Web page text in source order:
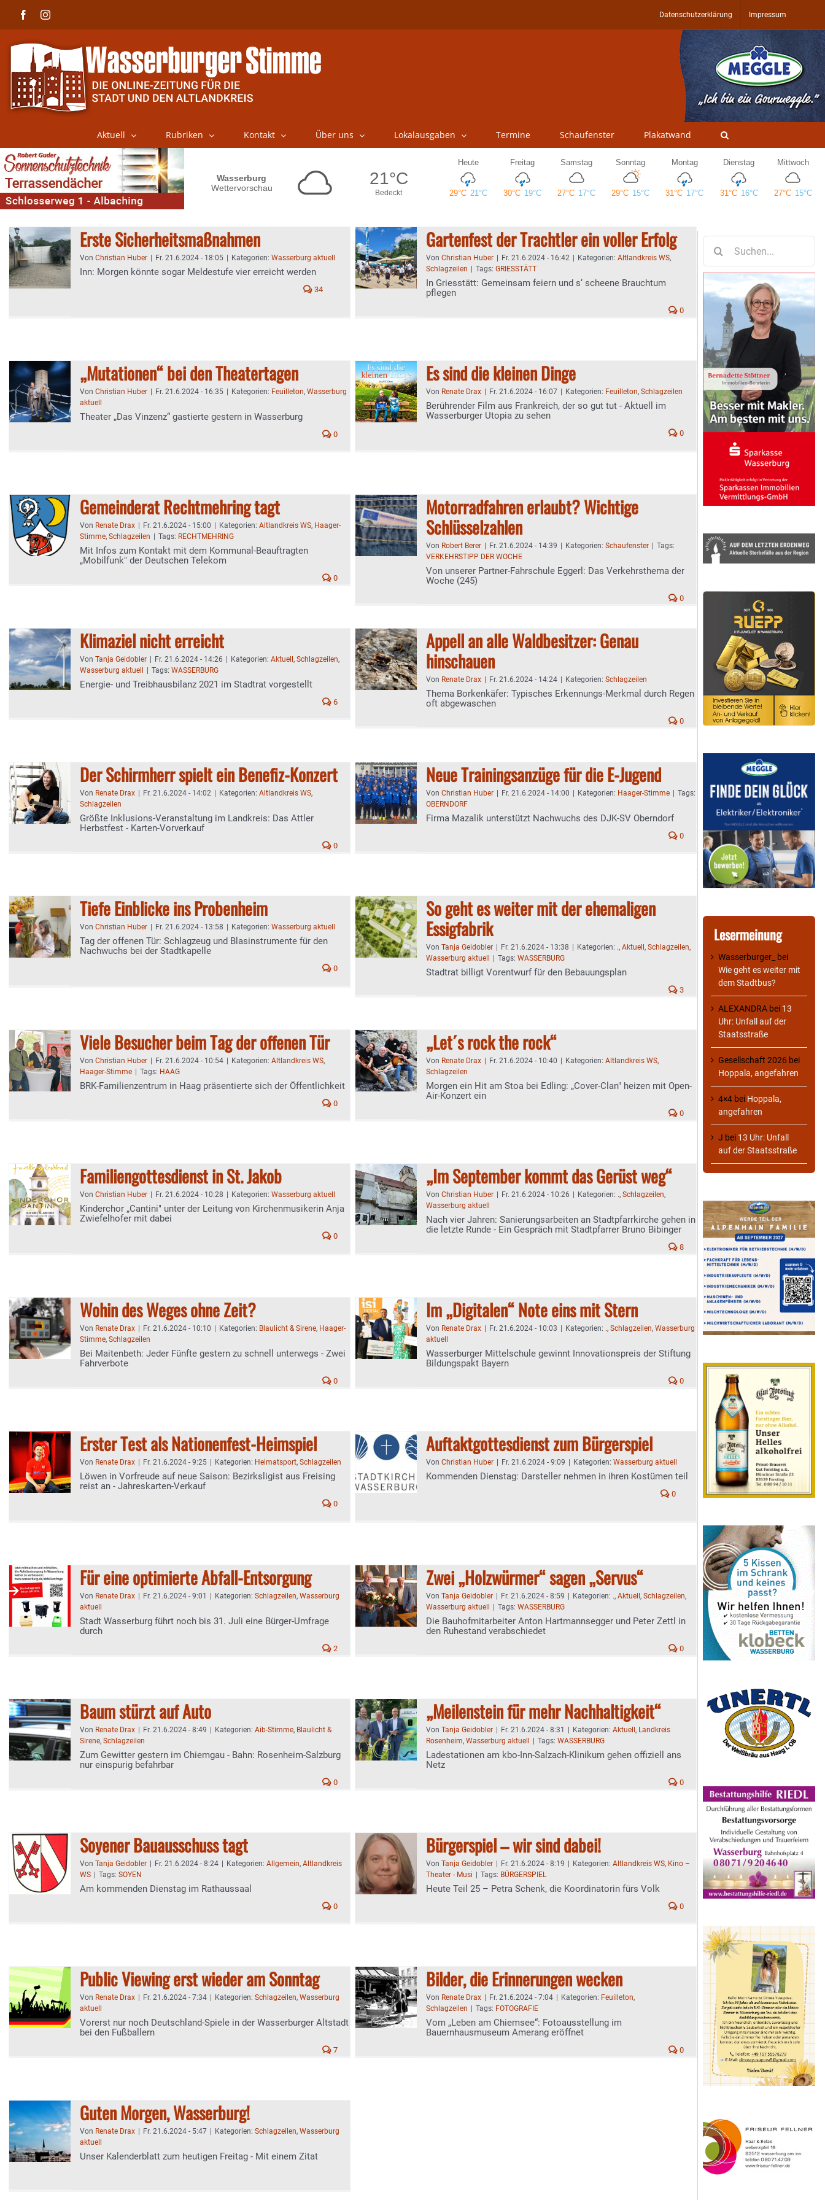
FacebookInstagram Datenschutzerklärung Impressum
Aktuell Rubriken Kontakt Über uns Lokalausgaben Termine Schaufenster Plakatwand
Erste Sicherheitsmaßnahmen
Von Christian Huber Fr. 21.6.2024 - 18:05 Kategorien: Wasserburg aktuell
Inn: Morgen könnte sogar Meldestufe vier erreicht werden
34
Gartenfest der Trachtler ein voller Erfolg
Von Christian Huber Fr. 21.6.2024 - 16:42 Kategorien: Altlandkreis WS,
Schlagzeilen
Tags: GRIESSTÄTT
In Griesstätt: Gemeinsam feiern und s‘ scheene Brauchtum
pflegen
0
„Mutationen“ bei den Theatertagen
Von Christian Huber Fr. 21.6.2024 - 16:35 Kategorien: Feuilleton, Wasserburg
aktuell
Theater „Das Vinzenz“ gastierte gestern in Wasserburg
0
Es sind die kleinen Dinge
Von Renate Drax Fr. 21.6.2024 - 16:07 Kategorien: Feuilleton, Schlagzeilen
Berührender Film aus Frankreich, der so gut tut - Aktuell im
Wasserburger Utopia zu sehen
0
Gemeinderat Rechtmehring tagt
Von Renate Drax Fr. 21.6.2024 - 15:00 Kategorien: Altlandkreis WS, Haager-
Stimme, Schlagzeilen Tags: RECHTMEHRING
Mit Infos zum Kontakt mit dem Kommunal-Beauftragten
„Mobilfunk" der Deutschen Telekom
0
Motorradfahren erlaubt? Wichtige
Schlüsselzahlen
Von Robert Berer Fr. 21.6.2024 - 14:39 Kategorien: Schaufenster
Tags:
VERKEHRSTIPP DER WOCHE
Von unserer Partner-Fahrschule Eggerl: Das Verkehrsthema der
Woche (245)
0
Klimaziel nicht erreicht
Von Tanja Geidobler Fr. 21.6.2024 - 14:26 Kategorien: Aktuell , Schlagzeilen,
Wasserburg aktuell
Tags: WASSERBURG
Energie- und Treibhausbilanz 2021 im Stadtrat vorgestellt
6
Appell an alle Waldbesitzer: Genau
hinschauen
Von Renate Drax Fr. 21.6.2024 - 14:24 Kategorien: Schlagzeilen
Thema Borkenkäfer: Typisches Erkennungs-Merkmal durch Regen
oft abgewaschen
0
Der Schirmherr spielt ein Benefiz-Konzert
Von Renate Drax Fr. 21.6.2024 - 14:02 Kategorien: Altlandkreis WS,
Schlagzeilen
Größte Inklusions-Veranstaltung im Landkreis: Das Attler
Herbstfest - Karten-Vorverkauf
0
Neue Trainingsanzüge für die E-Jugend
Von Christian Huber Fr. 21.6.2024 - 14:00 Kategorien: Haager-Stimme
Tags:
OBERNDORF
Firma Mazalik unterstützt Nachwuchs des DJK-SV Oberndorf
0
Tiefe Einblicke ins Probenheim
Von Christian Huber Fr. 21.6.2024 - 13:58 Kategorien: Wasserburg aktuell
Tag der offenen Tür: Schlagzeug und Blasinstrumente für den
Nachwuchs bei der Stadtkapelle
0
So geht es weiter mit der ehemaligen
Essigfabrik
Von Tanja Geidobler Fr. 21.6.2024 - 13:38 Kategorien: ., Aktuell , Schlagzeilen,
Wasserburg aktuell
Tags: WASSERBURG
Stadtrat billigt Vorentwurf für den Bebauungsplan
3
Viele Besucher beim Tag der offenen Tür
Von Christian Huber Fr. 21.6.2024 - 10:54 Kategorien: Altlandkreis WS,
Haager-Stimme
Tags: HAAG
BRK-Familienzentrum in Haag präsentierte sich der Öffentlichkeit
0
„Let´s rock the rock“
Von Renate Drax Fr. 21.6.2024 - 10:40 Kategorien: Altlandkreis WS,
Schlagzeilen
Morgen ein Hit am Stoa bei Edling: „Cover-Clan" heizen mit Open-
Air-Konzert ein
0
Familiengottesdienst in St. Jakob
Von Christian Huber Fr. 21.6.2024 - 10:28 Kategorien: Wasserburg aktuell
Kinderchor „Cantini" unter der Leitung von Kirchenmusikerin Anja
Zwiefelhofer mit dabei
0
„Im September kommt das Gerüst weg“
Von Christian Huber Fr. 21.6.2024 - 10:26 Kategorien: ., Schlagzeilen,
Wasserburg aktuell
Nach vier Jahren: Sanierungsarbeiten an Stadtpfarrkirche gehen in
die letzte Runde - Ein Gespräch mit Stadtpfarrer Bruno Bibinger
8
Wohin des Weges ohne Zeit?
Von Renate Drax Fr. 21.6.2024 - 10:10 Kategorien: Blaulicht & Sirene, Haager-
Stimme, Schlagzeilen
Bei Maitenbeth: Jeder Fünfte gestern zu schnell unterwegs - Zwei
Fahrverbote
0
Im „Digitalen“ Note eins mit Stern
Von Renate Drax Fr. 21.6.2024 - 10:03 Kategorien: ., Schlagzeilen, Wasserburg
aktuell
Wasserburger Mittelschule gewinnt Innovationspreis der Stiftung
Bildungspakt Bayern
0
Erster Test als Nationenfest-Heimspiel
Von Renate Drax Fr. 21.6.2024 - 9:25 Kategorien: Heimatsport, Schlagzeilen
Löwen in Vorfreude auf neue Saison: Bezirksligist aus Freising
reist an - Jahreskarten-Verkauf
0
Auftaktgottesdienst zum Bürgerspiel
Von Christian Huber Fr. 21.6.2024 - 9:09 Kategorien: Wasserburg aktuell
Kommenden Dienstag: Darsteller nehmen in ihren Kostümen teil
0
Für eine optimierte Abfall-Entsorgung
Von Renate Drax Fr. 21.6.2024 - 9:01 Kategorien: Schlagzeilen, Wasserburg
aktuell
Stadt Wasserburg führt noch bis 31. Juli eine Bürger-Umfrage
durch
2
Zwei „Holzwürmer“ sagen „Servus“
Von Tanja Geidobler Fr. 21.6.2024 - 8:59 Kategorien: ., Aktuell , Schlagzeilen,
Wasserburg aktuell
Tags: WASSERBURG
Die Bauhofmitarbeiter Anton Hartmannsegger und Peter Zettl in
den Ruhestand verabschiedet
0
Baum stürzt auf Auto
Von Renate Drax Fr. 21.6.2024 - 8:49 Kategorien: Aib-Stimme, Blaulicht &
Sirene, Schlagzeilen
Zum Gewitter gestern im Chiemgau - Bahn: Rosenheim-Salzburg
nur einspurig befahrbar
0
„Meilenstein für mehr Nachhaltigkeit“
Von Tanja Geidobler Fr. 21.6.2024 - 8:31 Kategorien: Aktuell , Landkreis
Rosenheim, Wasserburg aktuell Tags: WASSERBURG
Ladestationen am kbo-Inn-Salzach-Klinikum gehen offiziell ans
Netz
0
Soyener Bauausschuss tagt
Von Tanja Geidobler Fr. 21.6.2024 - 8:24 Kategorien: Allgemein, Altlandkreis
WS
Tags: SOYEN
Am kommenden Dienstag im Rathaussaal
0
Bürgerspiel – wir sind dabei!
Von Tanja Geidobler Fr. 21.6.2024 - 8:19 Kategorien: Altlandkreis WS, Kino –
Theater - Musi
Tags: BÜRGERSPIEL
Heute Teil 25 – Petra Schenk, die Koordinatorin fürs Volk
0
Public Viewing erst wieder am Sonntag
Von Renate Drax Fr. 21.6.2024 - 7:34 Kategorien: Schlagzeilen, Wasserburg
aktuell
Vorerst nur noch Deutschland-Spiele in der Wasserburger Altstadt
bei den Fußballern
7
Bilder, die Erinnerungen wecken
Von Renate Drax Fr. 21.6.2024 - 7:04 Kategorien: Feuilleton,
Schlagzeilen
Tags: FOTOGRAFIE
Vom „Leben am Chiemsee“: Fotoausstellung im
Bauernhausmuseum Amerang eröffnet
0
Guten Morgen, Wasserburg!
Von Renate Drax Fr. 21.6.2024 - 5:47 Kategorien: Schlagzeilen, Wasserburg
aktuell
Unser Kalenderblatt zum heutigen Freitag - Mit einem Zitat
nach:
Lesermeinung
Wasserburger_
bei
Wie geht es weiter mit
dem Stadtbus?
ALEXANDRA bei 13
Uhr: Unfall auf der
Staatsstraße
Gesellschaft 2026 bei
Hoppala, angefahren
4×4 bei Hoppala,
angefahren
J bei 13 Uhr: Unfall
auf der Staatsstraße